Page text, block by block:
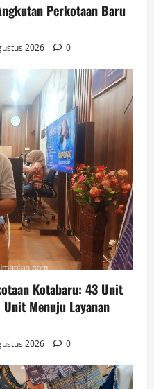
Perkotaan Baru
2026 0
Kotabaru: 43 Unit
Menuju Layanan
2026 0